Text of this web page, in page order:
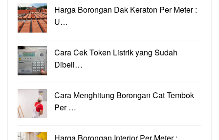
Harga Borongan Dak Keraton Per Meter :
U…
Cara Cek Token Listrik yang Sudah
Dibeli…
Cara Menghitung Borongan Cat Tembok
Per …